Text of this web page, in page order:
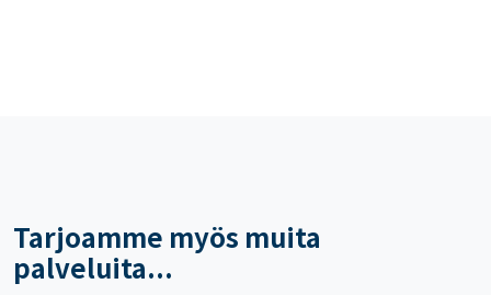
Tarjoamme myös muita
palveluita...